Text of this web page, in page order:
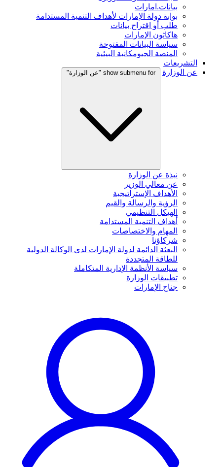
بيانات.امارات
بوابة دولة الإمارات لأهداف التنمية المستدامة
طلب أو اقتراح بيانات
هاكاثون الإمارات
سياسة البيانات المفتوحة
المنصة الجيومكانية البيئية
التشريعات
عن الوزارة
show submenu for "عن الوزارة"
نبذة عن الوزارة
عن معالي الوزير
الأهداف الإستراتيجية
الرؤية والرسالة والقيم
الهيكل التنظيمي
أهداف التنمية المستدامة
المهام والاختصاصات
شركاؤنا
البعثة الدائمة لدولة الإمارات لدى الوكالة الدولية
للطاقة المتجددة
سياسة الأنظمة الإدارية المتكاملة
تطبيقات الوزارة
جناح الإمارات